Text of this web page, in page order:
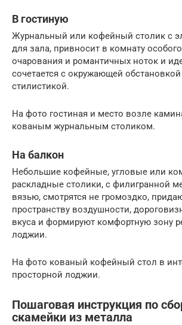
В гостиную
Журнальный или кофейный столик с
для зала, привносит в комнату
очарования и романтичных ноток и
сочетается с окружающей
стилистикой.
На фото гостиная и место возле
кованым журнальным столиком.
На балкон
Небольшие кофейные, угловые или
раскладные столики, с филигранной
вязью, смотрятся не громоздко,
пространству воздушности,
вкуса и формируют комфортную зону
лоджии.
На фото кованый кофейный стол в
просторной лоджии.
Пошаговая инструкция по
скамейки из металла